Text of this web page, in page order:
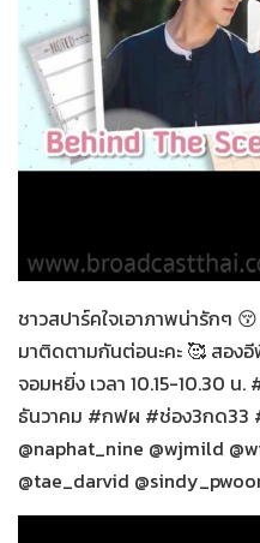
21-12-2563 สปาร์คใ
ชาวสปาร์คใจเอาภาพน่ารักๆ
มาติดตามกันต่อนะคะ 🥰 สอง
จอมหยิ่ง เวลา 10.15-10.30 น
ธันวาคม #กฟผ #ช่อง3กด33
@naphat_nine @wjmild
@tae_darvid